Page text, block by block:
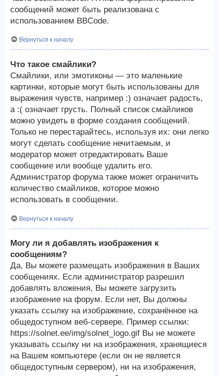
сообщений может быть реализована с
использованием BBCode.
Вернуться к началу
Что такое смайлики?
Смайлики, или эмотиконы — это маленькие
картинки, которые могут быть использованы для
выражения чувств, например :) означает радость,
а :( означает грусть. Полный список смайликов
можно увидеть в форме создания сообщений.
Только не перестарайтесь, используя их: они легко
могут сделать сообщение нечитаемым, и
модератор может отредактировать Ваше
сообщение или вообще удалить его.
Администратор форума также может ограничить
количество смайликов, которое можно
использовать в сообщении.
Вернуться к началу
Могу ли я добавлять изображения к
сообщениям?
Да, Вы можете размещать изображения в Ваших
сообщениях. Если администратор разрешил
добавлять вложения, Вы можете загрузить
изображение на форум. Если нет, Вы должны
указать ссылку на изображение, сохранённое на
общедоступном веб-сервере. Пример ссылки:
https://solnet.ee/img/solnet_logo.gif Вы не можете
указывать ссылку ни на изображения, хранящиеся
на Вашем компьютере (если он не является
общедоступным сервером), ни на изображения,